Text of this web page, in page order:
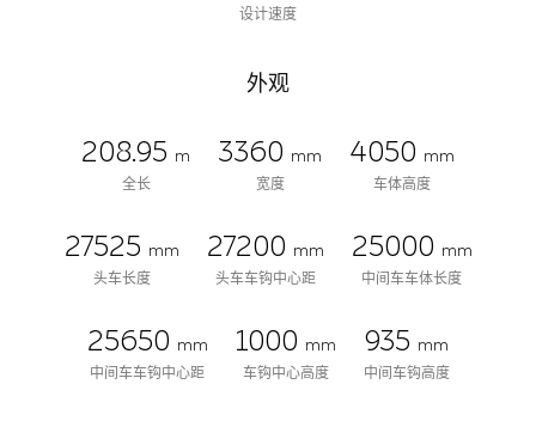
设计速度
外观
208.95 m
全长
3360 mm
宽度
4050 mm
车体高度
27525 mm
头车长度
27200 mm
头车车钩中心距
25000 mm
中间车车体长度
25650 mm
中间车车钩中心距
1000 mm
车钩中心高度
935 mm
中间车钩高度